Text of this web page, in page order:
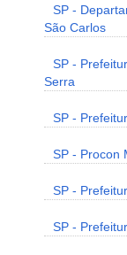
SP -
São Carlos
SP -
Serra
SP -
SP - Procon
SP -
SP -